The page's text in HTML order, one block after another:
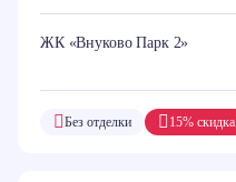
ЖК «Внуково Парк 2»
15% скидка
Без отделки